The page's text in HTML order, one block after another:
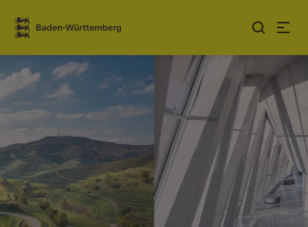
Sauter au contenu
Link zur Startseite